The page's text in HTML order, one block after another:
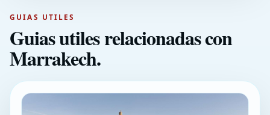
GUIAS UTILES
Guias utiles relacionadas con
Marrakech.